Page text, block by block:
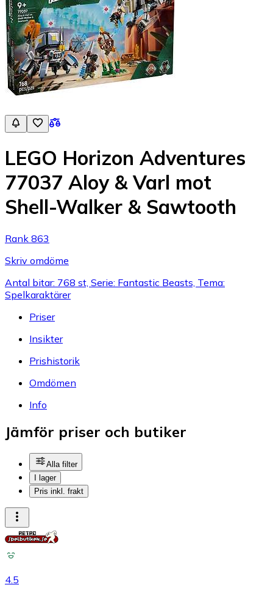
LEGO Horizon Adventures
77037 Aloy & Varl mot
Shell-Walker & Sawtooth
Rank 863
Skriv omdöme
Antal bitar: 768 st, Serie: Fantastic Beasts, Tema:
Spelkaraktärer
Priser
Insikter
Prishistorik
Omdömen
Info
Jämför priser och butiker
Alla filter
I lager
Pris inkl. frakt
4.5